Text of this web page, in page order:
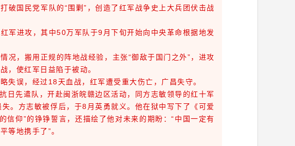
破国民党军队的“围剿”，创造了红军战争史上大兵团伏击战
进攻，其中50万军队于9月下旬开始向中央革命根据地发
，搬用正规的阵地战经验，主张“御敌于国门之外”，进攻
，使红军日益陷于被动。
误，经过18天血战，红军遭受重大伤亡，广昌失守。
先遣队，开赴闽浙皖赣边区活动，同方志敏领导的红十军
。方志敏被俘后，于8月英勇就义。他在狱中写下了《可爱
仰”的铮铮誓言，还描绘了他对未来的期盼：“中国一定有
等地携手了”。